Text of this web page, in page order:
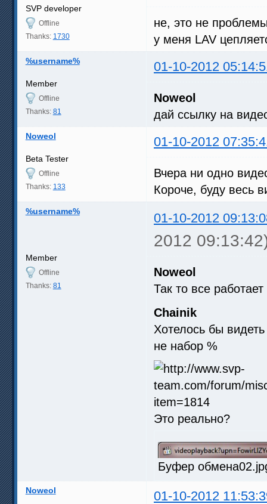
SVP developer
Offline
Thanks: 1730
не, это не
у меня LAV
%username% 01-10-2012
Member
Offline
Thanks: 81
Noweol
дай ссылку на
Noweol 01-10-2012
Beta Tester
Offline
Thanks: 133
Вчера ни одно
Короче, буду весь
%username% 01-10-2012
2012
Member
Offline
Thanks: 81
Noweol
Так то все работает
Chainik
Хотелось бы
не набор %
Это реально?
Буфер
Noweol 01-10-2012